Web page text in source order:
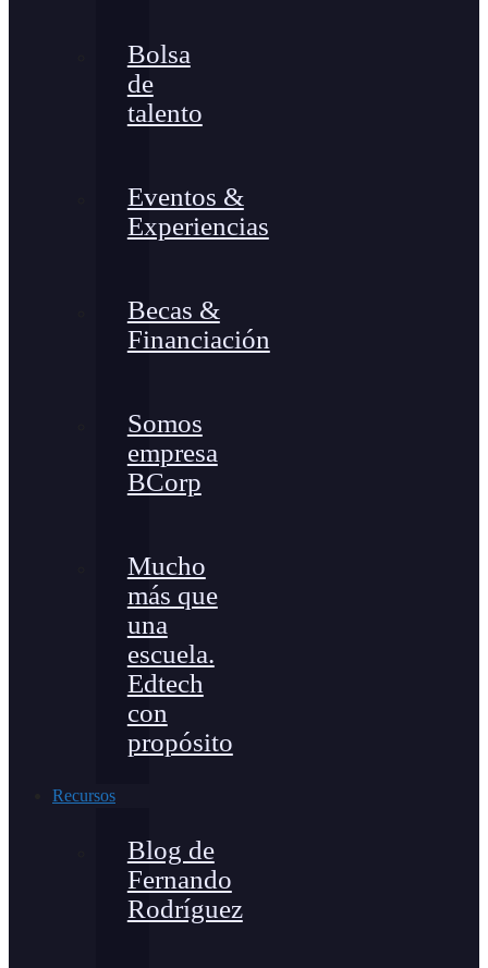
Bolsa
de
talento
Eventos &
Experiencias
Becas &
Financiación
Somos
empresa
BCorp
Mucho
más que
una
escuela.
Edtech
con
propósito
Recursos
Blog de
Fernando
Rodríguez